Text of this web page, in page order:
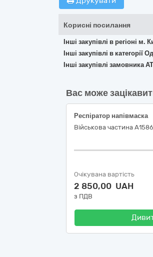
Корисні посилання
Інші закупівлі в регіоні м.
Інші закупівлі в категорії
Інші закупівлі
Вас може
Респіратор напівмаска
Військова частина А1586
Очікувана вартість
2 850,00 UAH
з ПДВ